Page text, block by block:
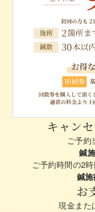
キャン
ご予約
鍼
ご予約時間の2
鍼
お
現金また